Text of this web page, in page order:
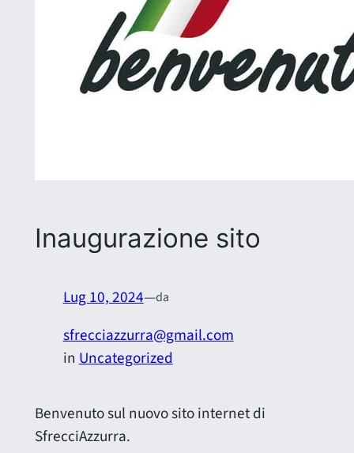
Inaugurazione sito
Lug 10, 2024—da
sfrecciazzurra@gmail.com
inUncategorized
Benvenuto sul nuovo sito internet di
SfrecciAzzurra.